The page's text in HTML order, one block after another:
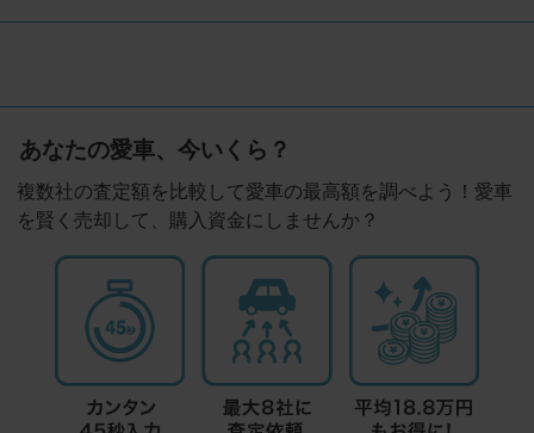
あなたの愛車、今いくら？
複数社の査定額を比較して愛車の最高額を調べよう！愛車
を賢く売却して、購入資金にしませんか？